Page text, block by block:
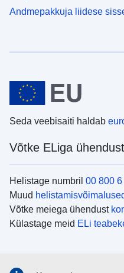
Andmepakkuja liidese
Seda veebisaiti haldab
Võtke ELiga ühendust
Helistage numbril 00 800
Muud
Võtke meiega ühendust
Külastage meid ELi